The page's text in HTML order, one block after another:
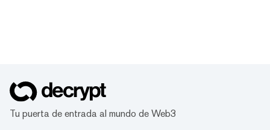
Tu puerta de entrada al mundo de Web3